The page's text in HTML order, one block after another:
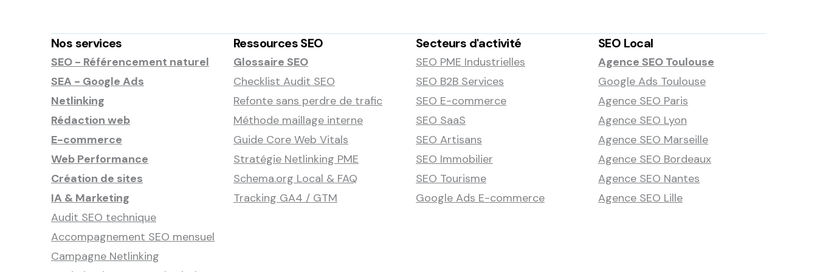
Nos services
SEO - Référencement naturel
SEA - Google Ads
Netlinking
Rédaction web
E-commerce
Web Performance
Création de sites
IA & Marketing
Audit SEO technique
Accompagnement SEO mensuel
Campagne Netlinking
Ressources SEO
Glossaire SEO
Checklist Audit SEO
Refonte sans perdre de trafic
Méthode maillage interne
Guide Core Web Vitals
Stratégie Netlinking PME
Schema.org Local & FAQ
Tracking GA4 / GTM
Secteurs d'activité
SEO PME Industrielles
SEO B2B Services
SEO E-commerce
SEO SaaS
SEO Artisans
SEO Immobilier
SEO Tourisme
Google Ads E-commerce
SEO Local
Agence SEO Toulouse
Google Ads Toulouse
Agence SEO Paris
Agence SEO Lyon
Agence SEO Marseille
Agence SEO Bordeaux
Agence SEO Nantes
Agence SEO Lille